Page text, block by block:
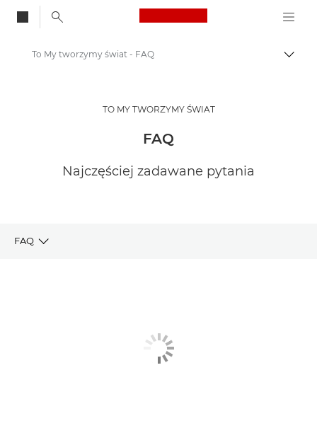
Canon Logo, back
To My Tworzymy Świat
To My tworzymy świat - FAQ
TO MY TWORZYMY ŚWIAT
FAQ
Najczęściej zadawane pytania
FAQ